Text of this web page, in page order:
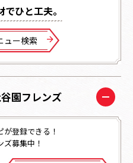
ひと⼯夫。
ュー検索
園フレンズ
登録できる！
募集中！